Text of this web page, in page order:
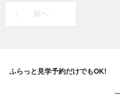
前へ
ふらっと見学予約だけでもOK!